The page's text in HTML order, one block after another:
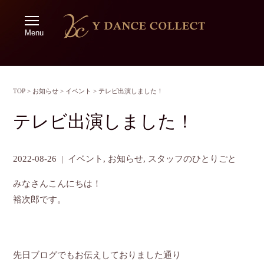
Menu
TOP > お知らせ > イベント >テレビ出演しました！
テレビ出演しました！
2022-08-26 | イベント , お知らせ, スタッフのひとりごと
みなさんこんにちは！
裕次郎です。
先日ブログでもお伝えしておりました通り